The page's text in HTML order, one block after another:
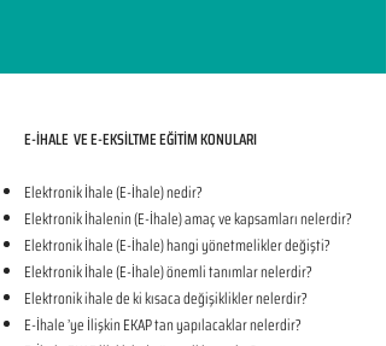
E-İHALE VE E-EKSİLTME EĞİTİM KONULARI​
Elektronik İhale (E-İhale) nedir?
Elektronik İhalenin (E-İhale) amaç ve kapsamları nelerdir?
Elektronik İhale (E-İhale) hangi yönetmelikler değişti?
Elektronik İhale (E-İhale) önemli tanımlar nelerdir?
Elektronik ihale de ki kısaca değişiklikler nelerdir?
E-İhale ’ye İlişkin EKAP tan yapılacaklar nelerdir?